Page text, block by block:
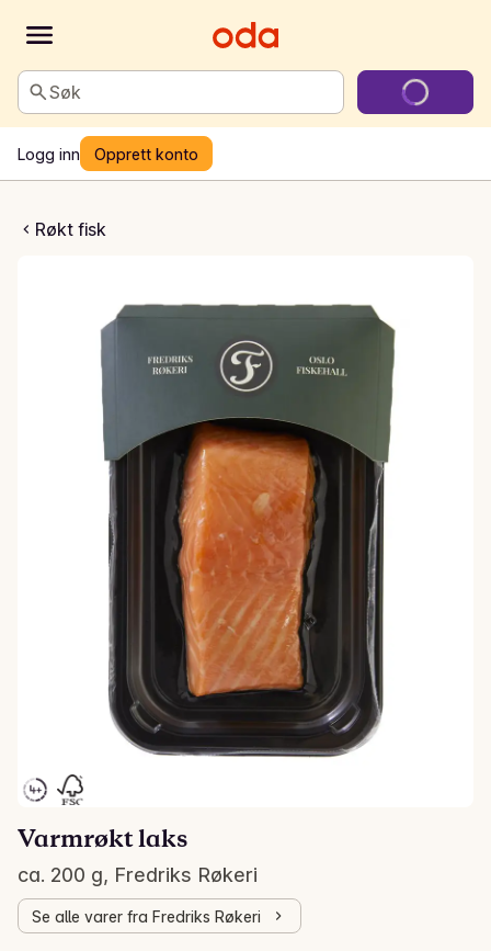
Søk
Logg inn Opprett konto
Røkt fisk
laks
Varmrøkt laks
ca. 200 g, Fredriks Røkeri
Se alle varer fra Fredriks Røkeri